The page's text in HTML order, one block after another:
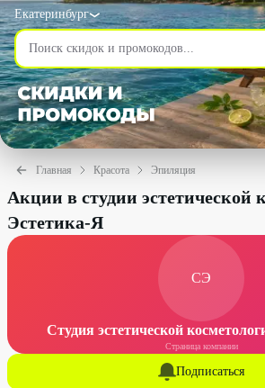
Екатеринбург
Главная Красота Эпиляция
Акции в студии эстетической
Эстетика-Я
СЭ
Студия эстетической
Страница компании
Подписаться